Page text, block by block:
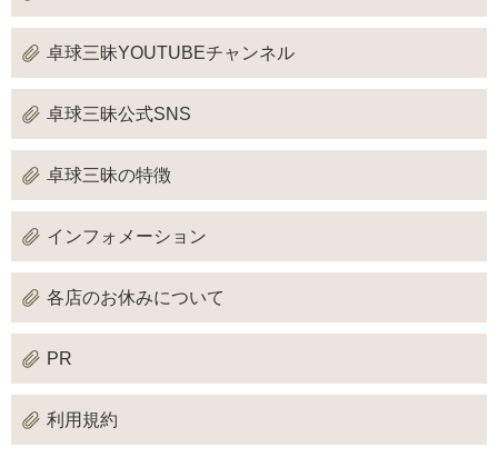
卓球三昧YOUTUBEチャンネル
卓球三昧公式SNS
卓球三昧の特徴
インフォメーション
各店のお休みについて
PR
利用規約